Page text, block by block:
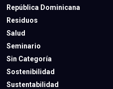
República Dominicana
Residuos
Salud
Seminario
Sin Categoría
Sostenibilidad
Sustentabilidad